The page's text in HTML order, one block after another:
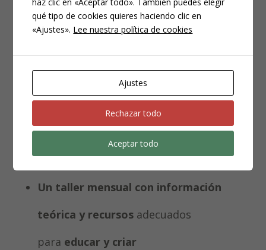
¿Quévas a encontrar?
Facebook donde nunca te sentirás sola
y podrás compartir tus reflexiones
Un taller mensual con información
teórica y recursosadecuados
para educar y criar
qué tipo de cookies quieres haciendo clic en
«Ajustes». Lee nuestra política de cookies
Ajustes
Rechazar todo
Aceptar todo